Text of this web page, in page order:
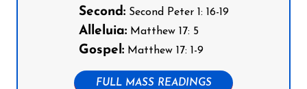
Second:Second Peter 1: 16-19
Alleluia:Matthew 17: 5
Gospel:Matthew 17: 1-9
FULL MASS READINGS